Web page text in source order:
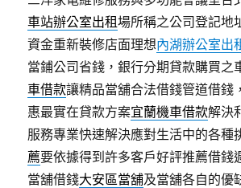
車站辦公室出租場所稱之公司登記地
資金重新裝修店面理想內湖辦公室出
當鋪公司省錢，銀行分期貸款購買之
車借款讓精品當舖合法借錢管道借錢
惠最實在貸款方案宜蘭機車借款解決
服務專業快速解決應對生活中的各種
薦要依據得到許多客戶好評推薦借錢
當舖借錢大安區當舖及當舖各自的優